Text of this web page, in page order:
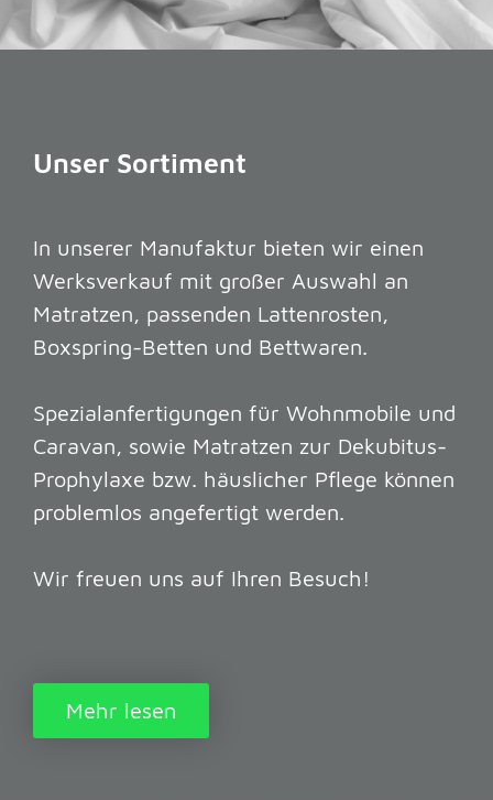
Unser Sortiment
In unserer Manufaktur bieten wir einen
Werksverkauf mit großer Auswahl an
Matratzen, passenden Lattenrosten,
Boxspring-Betten und Bettwaren.
Spezialanfertigungen für Wohnmobile und
Caravan, sowie Matratzen zur Dekubitus-
Prophylaxe bzw. häuslicher Pflege können
problemlos angefertigt werden.
Wir freuen uns auf Ihren Besuch!
Mehr lesen